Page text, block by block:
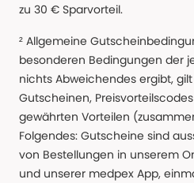
zu 30 € Sparvorteil.
² Allgemeine
besonderen Bedingungen der
nichts Abweichendes ergibt,
Gutscheinen,
gewährten Vorteilen
Folgendes: Gutscheine sind
von Bestellungen in unserem
und unserer medpex App,